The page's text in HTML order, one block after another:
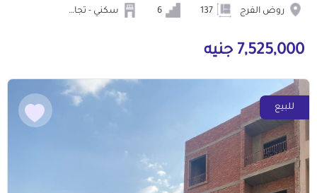
روض الفرج 6 سكني - تجاري
7,525,000 جنيه
للبيع